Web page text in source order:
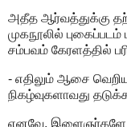
அதீத ஆர்வத்துக்கு
முகநூலில் புகைப்படம்
சம்பவம் கேரளத்தில்
- எதிலும் ஆசை
நிகழ்வுகளாவது
எனவே, இளைஞர்களே